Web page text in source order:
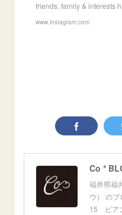
friends, family & interests
www.instagram.com
Co *
福井県福
ウ） の
15 ビア